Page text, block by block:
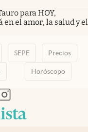
para HOY,
en el amor, la salud y el
SEPE Precios
Horóscopo
pestañapestaña
nueva pestaña
en nueva pestaña
abre en nueva pestaña